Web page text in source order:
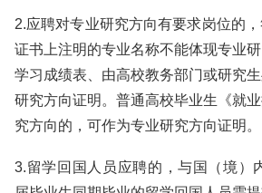
2.应聘对专业研究方向有要求岗位的
证书上注明的专业名称不能体现专业
学习成绩表、由高校教务部门或研究
研究方向证明。普通高校毕业生《就
究方向的，可作为专业研究方向证明。
3.留学回国人员应聘的，与国（境）